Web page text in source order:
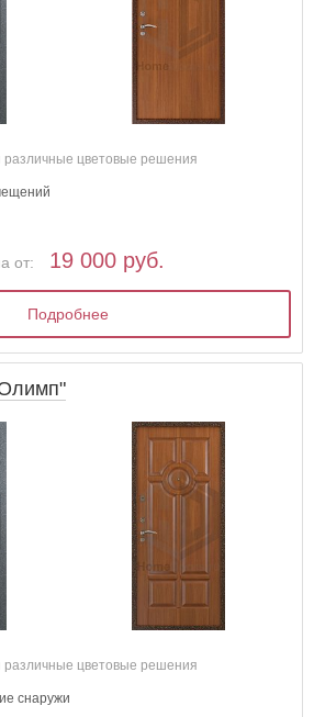
различные цветовые решения
от: 19 000 руб.
Подробнее
различные цветовые решения
снаружи